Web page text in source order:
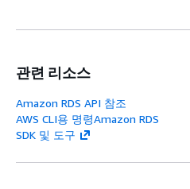
관련 리소스
Amazon RDS API 참조
AWS CLI용 명령Amazon RDS
SDK 및 도구